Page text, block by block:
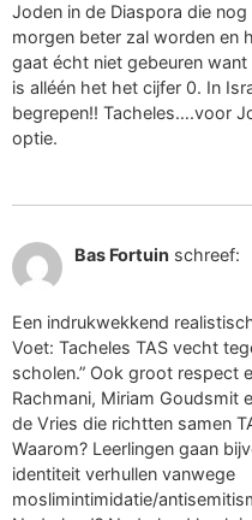
Joden in de Diaspora die
morgen beter zal worden en
gaat écht niet gebeuren
is alléén het het cijfer 0. In
begrepen!! Tacheles….voor
optie.
Bas Fortuin schreef:
Een indrukwekkend
Voet: Tacheles TAS vecht
scholen.” Ook groot respect
Rachmani, Miriam Goudsmit
de Vries die richtten samen
Waarom? Leerlingen gaan
identiteit verhullen vanwege
moslimintimidatie/